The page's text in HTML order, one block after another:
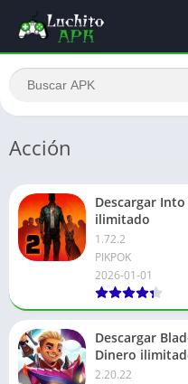
Acción
Descargar
ilimitado
1.72.2
PIKPOK
2026-01-01
Descargar
Dinero
2.20.22